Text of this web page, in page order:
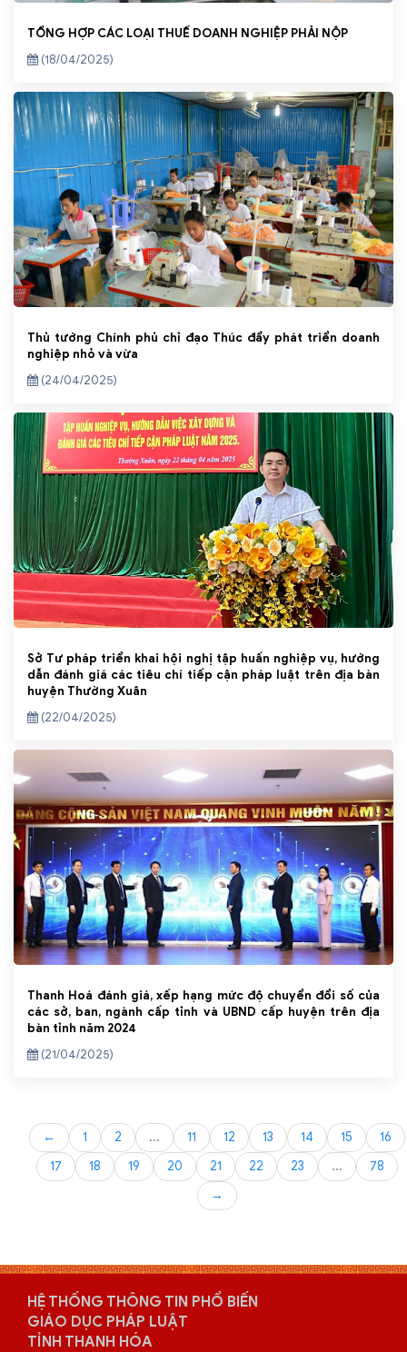
TỔNG HỢP CÁC LOẠI THUẾ DOANH NGHIỆP PHẢI NỘP
(18/04/2025)
Thủ tướng Chính phủ chỉ đạo Thúc đẩy phát triển doanh
nghiệp nhỏ và vừa
(24/04/2025)
Sở Tư pháp triển khai hội nghị tập huấn nghiệp vụ, hướng
dẫn đánh giá các tiêu chí tiếp cận pháp luật trên địa bàn
huyện Thường Xuân
(22/04/2025)
Thanh Hoá đánh giá, xếp hạng mức độ chuyển đổi số của
các sở, ban, ngành cấp tỉnh và UBND cấp huyện trên địa
bàn tỉnh năm 2024
(21/04/2025)
← 1 2 ... 11 12 13 14 15
16
17
18 19 20 21 22 23 ...
78
→
HỆ THỐNG THÔNG TIN PHỔ BIẾN
GIÁO DỤC PHÁP LUẬT
TỈNH THANH HÓA